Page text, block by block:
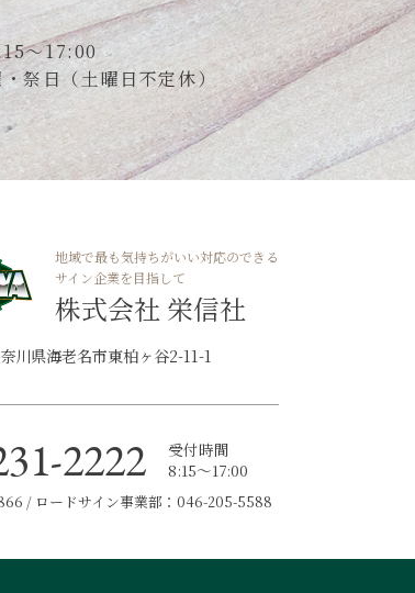
～17:00
祭日（土曜日不定休）
地域で最も気持ちがいい対応のできる
サイン企業を目指して
株式会社 栄信社
川県海老名市東柏ヶ谷2-11-1
2222
受付時間
8:15～17:00
/ ロードサイン事業部：046-205-5588